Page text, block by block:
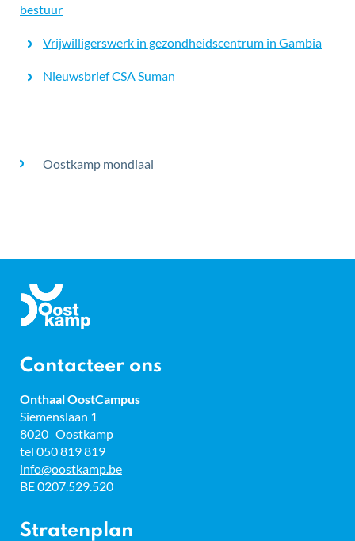
bestuur
Vrijwilligerswerk in gezondheidscentrum in Gambia
Nieuwsbrief CSA Suman
Oostkamp mondiaal
Gemeente
Oostkamp
Contacteer ons
Onthaal OostCampus
Adres
Siemenslaan 1
8020 Oostkamp
tel 050 819 819
E-
mail
info@oostkamp.be
BTW
BE 0207.529.520
Stratenplan